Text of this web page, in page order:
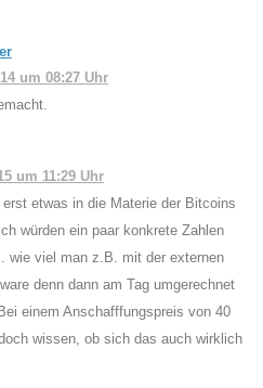
um 08:27 Uhr
um 11:29 Uhr
etwas in die Materie der Bitcoins
würden ein paar konkrete Zahlen
wie viel man z.B. mit der externen
denn dann am Tag umgerechnet
einem Anschafffungspreis von 40
wissen, ob sich das auch wirklich